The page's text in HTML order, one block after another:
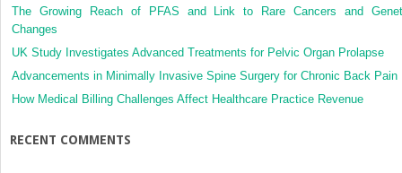
The Growing Reach of PFAS and Link to Rare Cancers and
Changes
UK Study Investigates Advanced Treatments for Pelvic Organ Prolapse
Advancements in Minimally Invasive Spine Surgery for Chronic Back Pain
How Medical Billing Challenges Affect Healthcare Practice Revenue
RECENT COMMENTS